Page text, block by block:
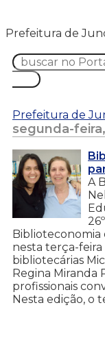
Prefeitura de
Prefeitura de
segunda-
A
nesta terça-feira
bibliotecárias
Regina Miranda
profissionais
Nesta edição, o